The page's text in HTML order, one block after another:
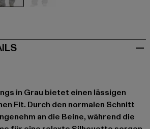
in Grau bietet einen lässigen
Fit. Durch den normalen Schnitt
an die Beine, während die